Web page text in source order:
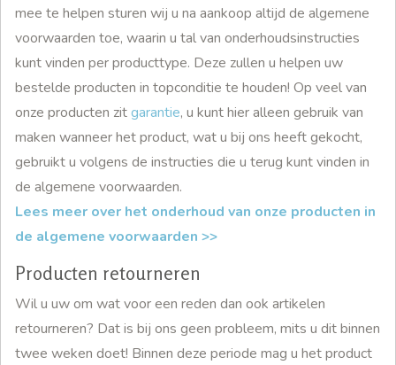
mee te helpen sturen wij u na aankoop altijd de algemene
voorwaarden toe, waarin u tal van onderhoudsinstructies
kunt vinden per producttype. Deze zullen u helpen uw
bestelde producten in topconditie te houden! Op veel van
onze producten zitgarantie, u kunt hier alleen gebruik van
maken wanneer het product, wat u bij ons heeft gekocht,
gebruikt u volgens de instructies die u terug kunt vinden in
de algemene voorwaarden.
Lees meer over het onderhoud van onze producten in
de algemene voorwaarden >>
Producten retourneren
Wil u uw om wat voor een reden dan ook artikelen
retourneren? Dat is bij ons geen probleem, mits u dit binnen
twee weken doet! Binnen deze periode mag u het product